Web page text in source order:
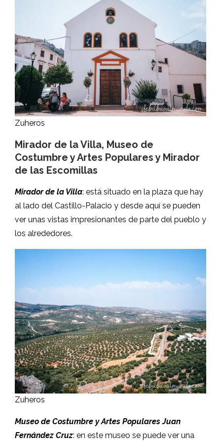
Zuheros
Mirador de la Villa, Museo de
Costumbre y Artes Populares y Mirador
de las Escomillas
Mirador de la Villa: está situado en la plaza que hay
al lado del Castillo-Palacio y desde aquí se pueden
ver unas vistas impresionantes de parte del pueblo y
los alrededores.
Zuheros
Museo de Costumbre y Artes Populares Juan
Fernández Cruz: en este museo se puede ver una